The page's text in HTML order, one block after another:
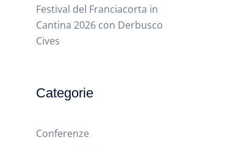
Festival del Franciacorta in
Cantina 2026 con Derbusco
Cives
Categorie
Conferenze